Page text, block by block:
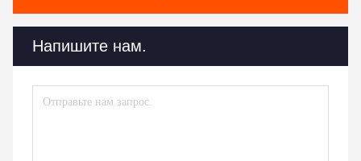
Напишите нам.